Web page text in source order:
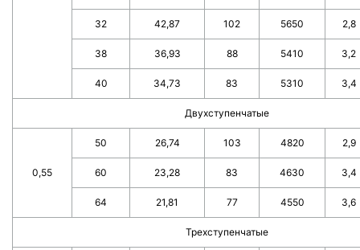
32 42,87 102 5650 2,8
38 36,93 88 5410 3,2
40 34,73 83 5310 3,4
Двухступенчатые
0,55
50 26,74 103 4820 2,9
60 23,28 83 4630 3,4
64 21,81 77 4550 3,6
Трехступенчатые